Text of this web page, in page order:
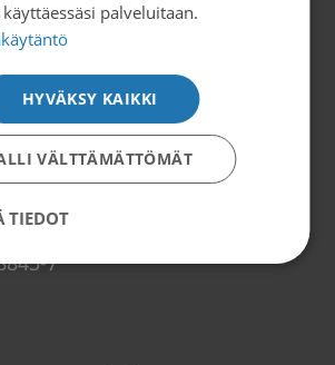
ma-to klo 9-15)
7
palveluitaan.
HYVÄKSY KAIKKI
VÄLTTÄMÄTTÖMÄT
TIEDOT